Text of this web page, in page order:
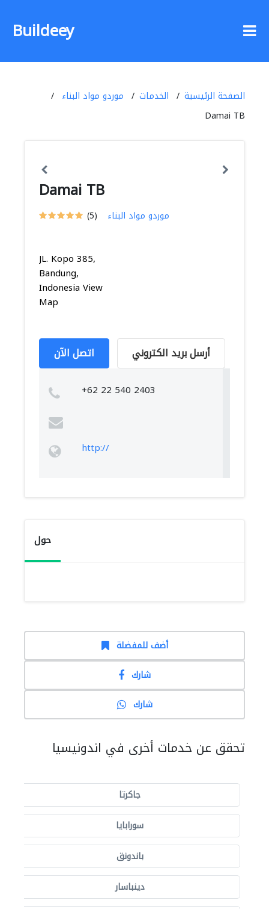
Buildeey
الصفحة الرئيسية الخدمات
موردو مواد البناء
Damai TB
Damai TB
(5) موردو مواد البناء
JL. Kopo 385,
Bandung,
Indonesia View
Map
اتصل الآن أرسل بريد الكتروني
+62 22 540 2403
http://
حول
أضف للمفضلة
شارك
شارك
تحقق عن خدمات أخرى في اندونيسيا
جاكرتا
سورابايا
باندونق
دينباسار